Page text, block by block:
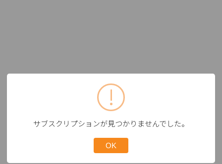
サブスクリプションが見つかりませんでした。
OK